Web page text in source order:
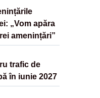
„Vom apăra
amenințări”
trafic de
în iunie 2027